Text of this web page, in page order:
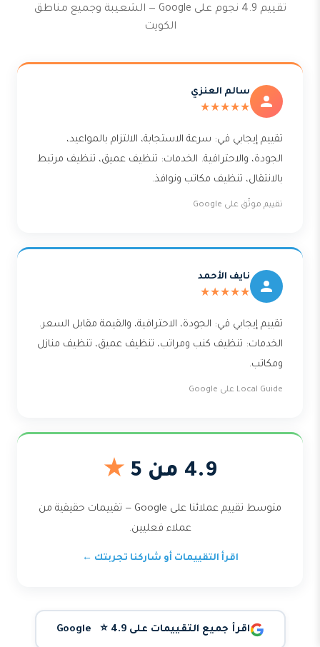
تقييم 4.9 نجوم على Google — الشعيبة وجميع مناطق
الكويت
سالم العنزي
★★★★★
تقييم إيجابي في: سرعة الاستجابة، الالتزام بالمواعيد،
الجودة، والاحترافية. الخدمات: تنظيف عميق، تنظيف مرتبط
بالانتقال، تنظيف مكاتب ونوافذ.
تقييم موثّق على Google
نايف الأحمد
★★★★★
تقييم إيجابي في: الجودة، الاحترافية، والقيمة مقابل السعر.
الخدمات: تنظيف كنب ومراتب، تنظيف عميق، تنظيف منازل
ومكاتب.
Local Guide على Google
4.9 من 5 ★
متوسط تقييم عملائنا على Google — تقييمات حقيقية من
عملاء فعليين.
اقرأ التقييمات أو شاركنا تجربتك ←
اقرأ جميع التقييمات على Google ⭐ 4.9